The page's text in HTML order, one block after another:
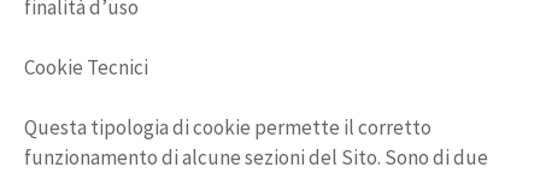
finalità d’uso
Cookie Tecnici
Questa tipologia di cookie permette il corretto
funzionamento di alcune sezioni del Sito. Sono di due